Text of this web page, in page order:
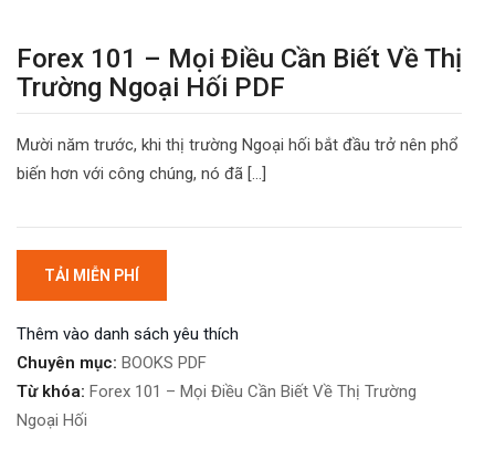
Forex 101 – Mọi Điều Cần Biết Về Thị
Trường Ngoại Hối PDF
Mười năm trước, khi thị trường Ngoại hối bắt đầu trở nên phổ
biến hơn với công chúng, nó đã […]
TẢI MIỄN PHÍ
Thêm vào danh sách yêu thích
Chuyên mục: BOOKS PDF
Từ khóa: Forex 101 – Mọi Điều Cần Biết Về Thị Trường
Ngoại Hối